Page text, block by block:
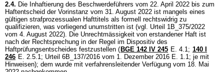
2.4. Die Inhaftierung des Beschwerdeführers vom 22. April 2022 bis zum
Haftentscheid der Vorinstanz vom 31. August 2022 ist mangels eines
gültigen strafprozessualen Hafttitels als formell rechtswidrig zu
qualifizieren, was vorliegend unumstritten ist (vgl. Urteil 1B_375/2022
vom 4. August 2022). Die Unrechtmässigkeit von erstandener Haft ist
nach der Rechtsprechung in der Regel im Dispositiv des
Haftprüfungsentscheides festzustellen ( BGE 142 IV 245 E. 4.1; 140 I
246 E. 2.5.1; Urteil 6B_137/2016 vom 1. Dezember 2016 E. 1.1; je mit
Hinweisen); dem wurde mit verfahrensleitender Verfügung vom 18. Mai